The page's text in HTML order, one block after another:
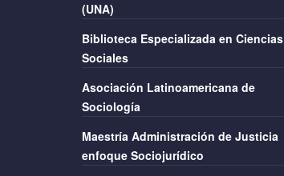
(UNA)
Biblioteca Especializada en Ciencias
Sociales
Asociación Latinoamericana de
Sociología
Maestría Administración de Justicia
enfoque Sociojurídico